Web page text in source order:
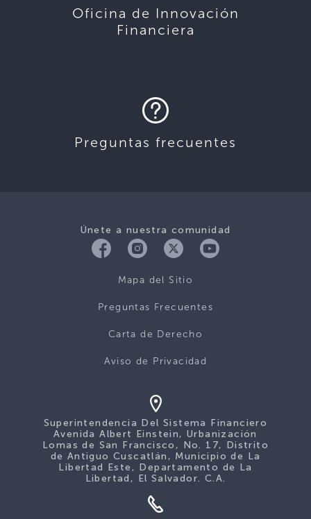
Oficina de Innovación
Financiera
Preguntas frecuentes
Únete a nuestra comunidad
Mapa del Sitio
Preguntas Frecuentes
Carta de Derecho
Aviso de Privacidad
Superintendencia Del Sistema Financiero
Avenida Albert Einstein, Urbanización
Lomas de San Francisco, No. 17, Distrito
de Antiguo Cuscatlán, Municipio de La
Libertad Este, Departamento de La
Libertad, El Salvador. C.A.